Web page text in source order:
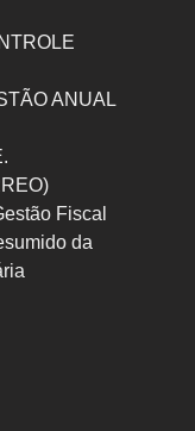
ANUAL
Fiscal
da